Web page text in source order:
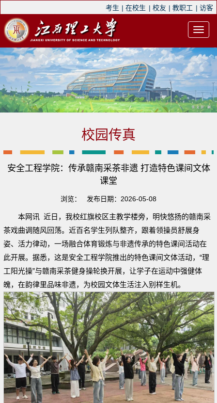
考生 | 在校生 | 校友 | 教职工 | 访客
校园传真
安全工程学院：传承赣南采茶非遗 打造特色课间文体
课堂
浏览： 发布日期：2026-05-08
本网讯 近日，我校红旗校区主教学楼旁，明快悠扬的赣南采
茶戏曲调随风回荡。近百名学生列队整齐，跟着领操员舒展身
姿、活力律动，一场融合体育锻炼与非遗传承的特色课间活动在
此开展。据悉，这是安全工程学院推出的特色课间文体活动，“理
工阳光操”与赣南采茶健身操轮换开展，让学子在运动中强健体
魄，在韵律里品味非遗，为校园文体生活注入别样生机。